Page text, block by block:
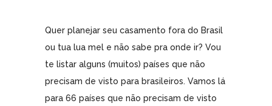
Quer planejar seu casamento fora do Brasil
ou tua lua mel e não sabe pra onde ir? Vou
te listar alguns (muitos) países que não
precisam de visto para brasileiros. Vamos lá
para 66 países que não precisam de visto